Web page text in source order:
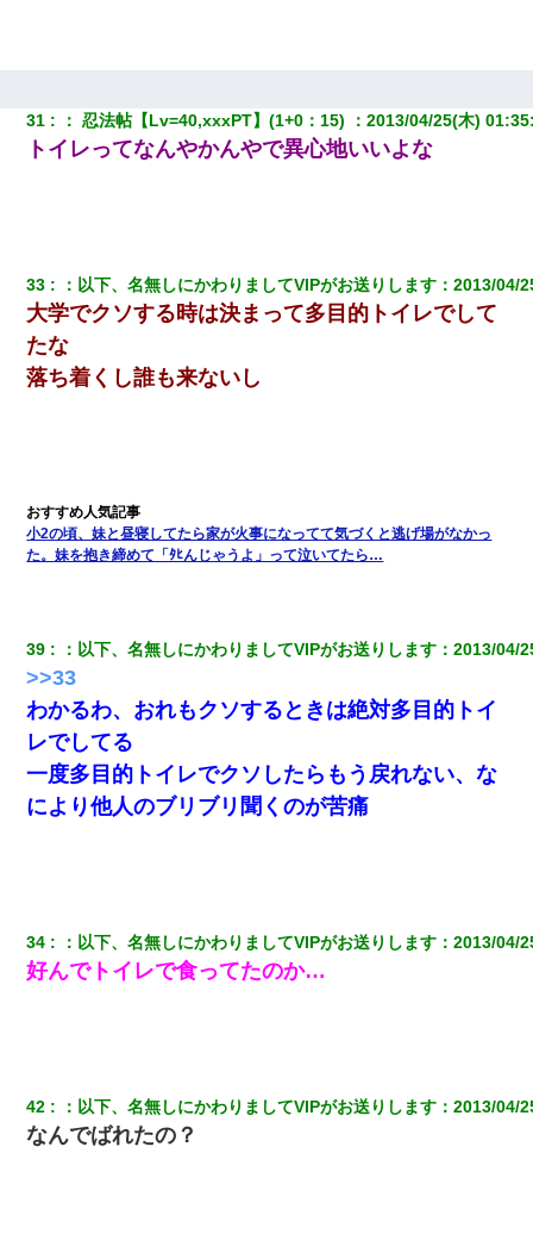
31 ： 忍法帖【Lv=40,xxxPT】(1+0：15) ：2013/04/25(木)
トイレってなんやかんやで異心地いいよな
33 ： 以下、名無しにかわりましてVIPがお送りします ：2013/04/
大学でクソする時は決まって多目的トイレでして
たな
落ち着くし誰も来ないし
小2の頃、妹と昼寝してたら家が火事になってて気づくと逃げ場がなかっ
た。妹を抱き締めて「ﾀﾋんじゃうよ」って泣いてたら…
39 ： 以下、名無しにかわりましてVIPがお送りします ：2013/04/
>>33
わかるわ、おれもクソするときは絶対多目的トイ
レでしてる
一度多目的トイレでクソしたらもう戻れない、な
により他人のブリブリ聞くのが苦痛
34 ： 以下、名無しにかわりましてVIPがお送りします ：2013/04/
好んでトイレで食ってたのか…
42 ： 以下、名無しにかわりましてVIPがお送りします ：2013/04/
なんでばれたの？